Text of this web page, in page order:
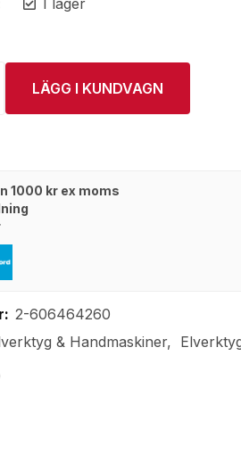
LÄGG I KUNDVAGN
1000 kr ex moms
2-606464260
& Handmaskiner